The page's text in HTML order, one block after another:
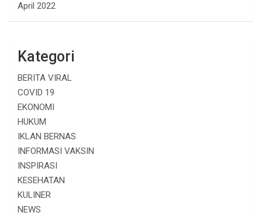
April 2022
Kategori
BERITA VIRAL
COVID 19
EKONOMI
HUKUM
IKLAN BERNAS
INFORMASI VAKSIN
INSPIRASI
KESEHATAN
KULINER
NEWS